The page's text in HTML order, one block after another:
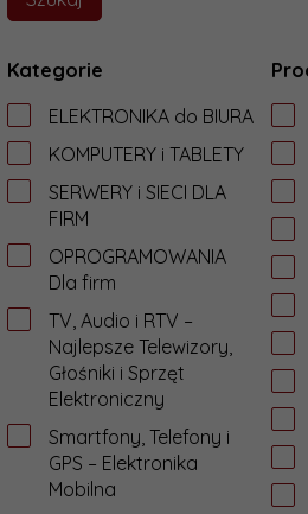
Kategorie
ELEKTRONIKA do BIURA
KOMPUTERY i TABLETY
SERWERY i SIECI DLA
FIRM
OPROGRAMOWANIA
Dla firm
TV, Audio i RTV –
Najlepsze Telewizory,
Głośniki i Sprzęt
Elektroniczny
Smartfony, Telefony i
GPS – Elektronika
Mobilna